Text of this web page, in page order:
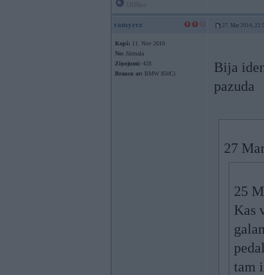
ramyrez 27. Mar 2014,
Kopš: 11. Nov 2010
No: Jūrmala
Ziņojumi: 428
Braucu ar: BMW 850Ci
Bija
pazuda
27
25
Kas
tam